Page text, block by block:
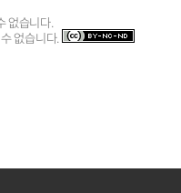
없습니다.
없습니다.